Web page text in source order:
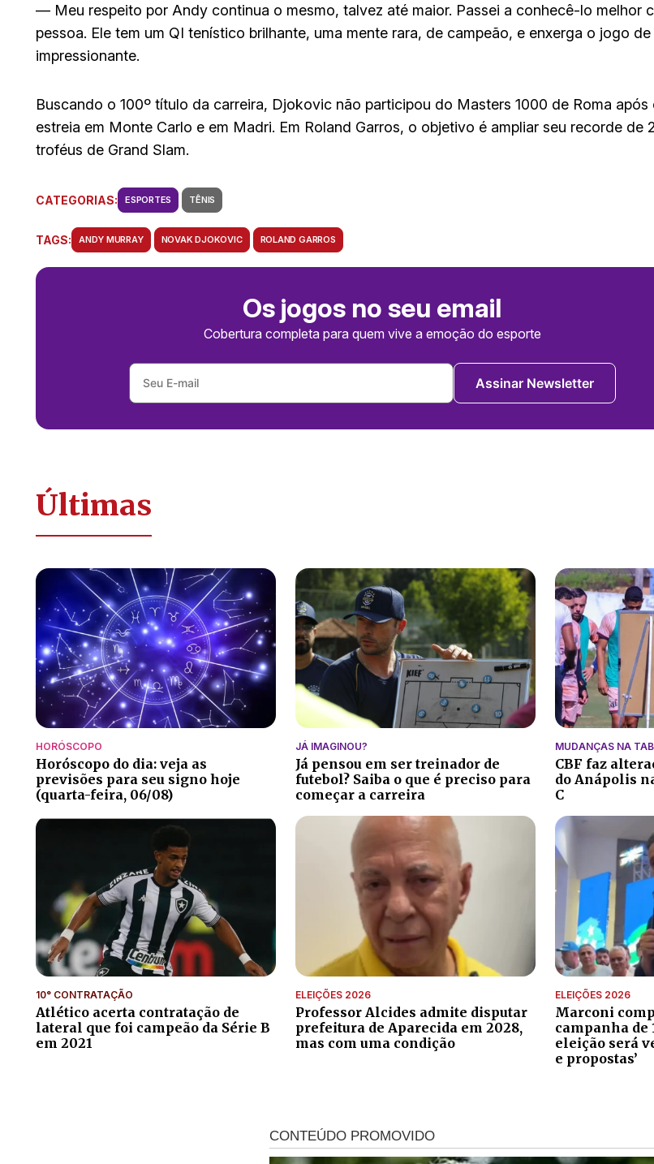
— Meu respeito por Andy continua o mesmo, talvez até maior. Passei a conhecê-lo melhor
pessoa. Ele tem um QI tenístico brilhante, uma mente rara, de campeão, e enxerga o jogo de
impressionante.
Buscando o 100º título da carreira, Djokovic não participou do Masters 1000 de Roma após
estreia em Monte Carlo e em Madri. Em Roland Garros, o objetivo é ampliar seu recorde de
troféus de Grand Slam.
CATEGORIAS: ESPORTES TÊNIS
TAGS: ANDY MURRAY NOVAK DJOKOVIC ROLAND GARROS
Os jogos no seu email
Cobertura completa para quem vive a emoção do esporte
Assinar Newsletter
Últimas
HORÓSCOPO
Horóscopo do dia: veja as
previsões para seu signo hoje
(quarta-feira, 06/08)
JÁ IMAGINOU?
Já pensou em ser treinador de
futebol? Saiba o que é preciso para
começar a carreira
MUDANÇAS NA
CBF faz
do Anápolis
C
10° CONTRATAÇÃO
Atlético acerta contratação de
lateral que foi campeão da Série B
em 2021
ELEIÇÕES 2026
Professor Alcides admite disputar
prefeitura de Aparecida em 2028,
mas com uma condição
ELEIÇÕES 2026
Marconi
campanha de
eleição será
e propostas’